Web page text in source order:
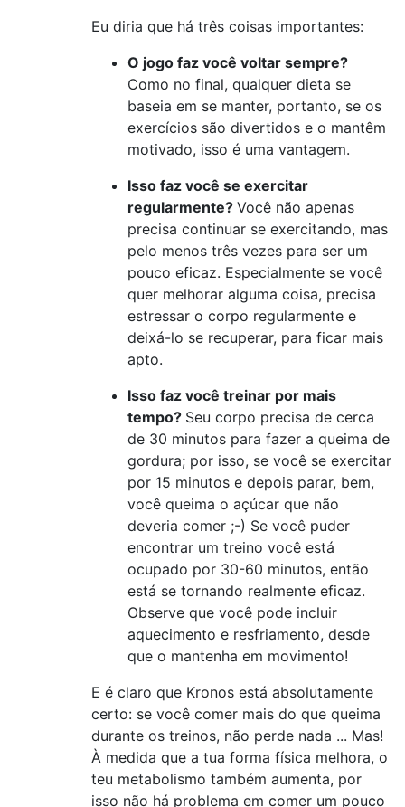
Eu diria que há três coisas importantes:
O jogo faz você voltar sempre?
Como no final, qualquer dieta se
baseia em se manter, portanto, se os
exercícios são divertidos e o mantêm
motivado, isso é uma vantagem.
Isso faz você se exercitar
regularmente? Você não apenas
precisa continuar se exercitando, mas
pelo menos três vezes para ser um
pouco eficaz. Especialmente se você
quer melhorar alguma coisa, precisa
estressar o corpo regularmente e
deixá-lo se recuperar, para ficar mais
apto.
Isso faz você treinar por mais
tempo? Seu corpo precisa de cerca
de 30 minutos para fazer a queima de
gordura; por isso, se você se exercitar
por 15 minutos e depois parar, bem,
você queima o açúcar que não
deveria comer ;-) Se você puder
encontrar um treino você está
ocupado por 30-60 minutos, então
está se tornando realmente eficaz.
Observe que você pode incluir
aquecimento e resfriamento, desde
que o mantenha em movimento!
E é claro que Kronos está absolutamente
certo: se você comer mais do que queima
durante os treinos, não perde nada ... Mas!
À medida que a tua forma física melhora, o
teu metabolismo também aumenta, por
isso não há problema em comer um pouco